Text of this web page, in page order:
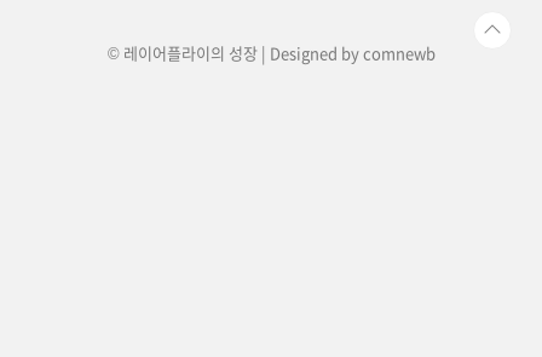
© 레이어플라이의 성장 | Designed bycomnewb